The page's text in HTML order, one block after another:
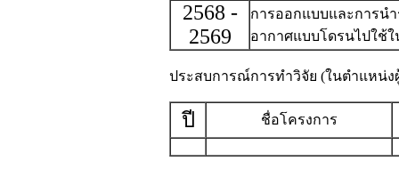
2568 -
2569
การออกแบบและการน
อากาศแบบโดรนไปใช้
ประสบการณ์การทำวิจัย (ในตำแหน่ง
ปี ชื่อโครงการ